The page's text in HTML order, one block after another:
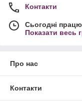
Контакти
Сьогодні
Показати весь
Про нас
Контакти